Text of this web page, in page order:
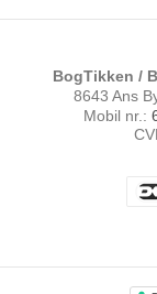
BogTikken /
8643 Ans
Mobil nr. :